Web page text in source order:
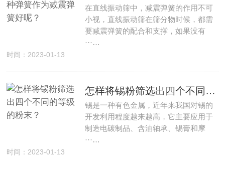
在直线振动筛中，减震弹簧的作用不可
小视，直线振动筛在筛分物时候，都需
要减震弹簧的配合和支撑，如果没有
···…
时间：2023-01-13
怎样将锡粉筛选出四个不同的等级的粉末？
锡是一种有色金属，近年来我国对锡的
开发利用程度越来越高，它主要应用于
制造电碳制品、含油轴承、锡膏和摩
···…
时间：2023-01-13